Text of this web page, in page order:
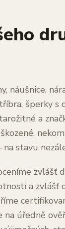
náušnice,
šperky s
a
stavu
zvlášť
a zvlášť
úředně